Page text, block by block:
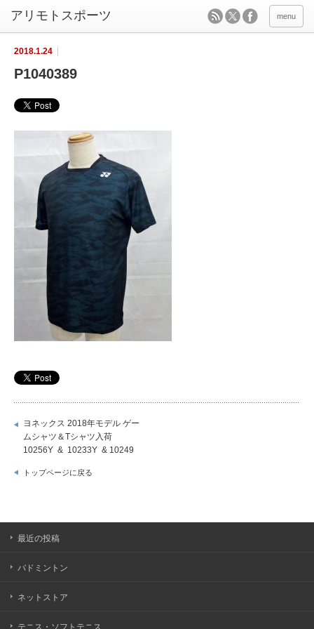
menu
2018.1.24
P1040389
ヨネックス 2018年モデル ゲー
ムシャツ＆Tシャツ入荷
10256Y & 10233Y & 10249
トップページに戻る
最近の投稿
バドミントン
ネットストア
テニス・ソフトテニス